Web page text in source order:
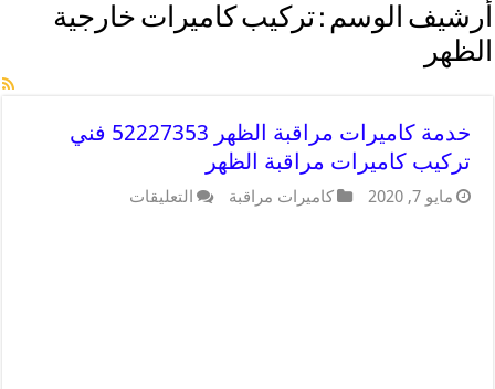
أرشيف الوسم :تركيب كاميرات خارجية
الظهر
خدمة كاميرات مراقبة الظهر 52227353 فني
تركيب كاميرات مراقبة الظهر
مايو 7, 2020 كاميرات مراقبة التعليقات